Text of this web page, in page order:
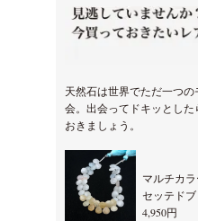
天然石は世界でただ一つ
会。出会ってドキッとし
おきましょう。
マルチカ
セッテド
4,950円